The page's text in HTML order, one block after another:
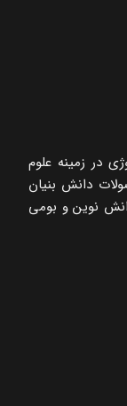
در زمینه علوم
دانش بنیان
نوین و بومی